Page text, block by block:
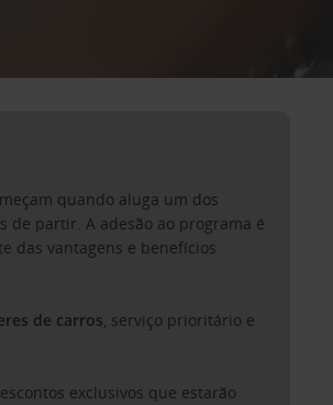
quando aluga um dos
de partir. A adesão ao programa é
das vantagens e benefícios
de carros, serviço prioritário e
exclusivos que estarão